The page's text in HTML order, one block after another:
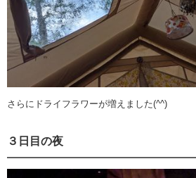
さらにドライフラワーが増えました(^^)
３日目の夜